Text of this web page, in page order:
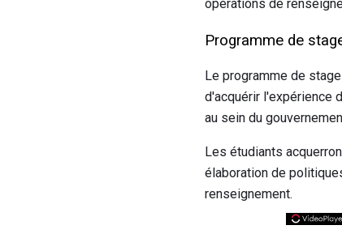
opérations de
Programme de
Le programme de
d'acquérir l'expérience
au sein du
Les étudiants
élaboration de
renseignement.